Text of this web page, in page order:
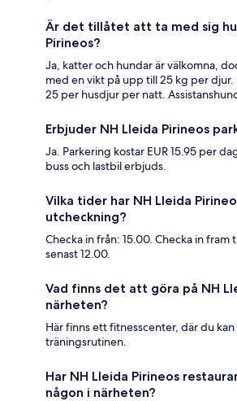
Är det tillåtet att ta med sig
Pirineos?
Ja, katter och hundar är välkomna,
med en vikt på upp till 25 kg per djur.
25 per husdjur per natt.
Erbjuder NH Lleida Pirineos
Ja. Parkering kostar EUR 15.95 per
buss och lastbil erbjuds.
Vilka tider har NH Lleida
utcheckning?
Checka in från: 15.00. Checka in
senast 12.00.
Vad finns det att göra på NH
närheten?
Här finns ett fitnesscenter, där du kan
träningsrutinen.
Har NH Lleida Pirineos
någon i närheten?